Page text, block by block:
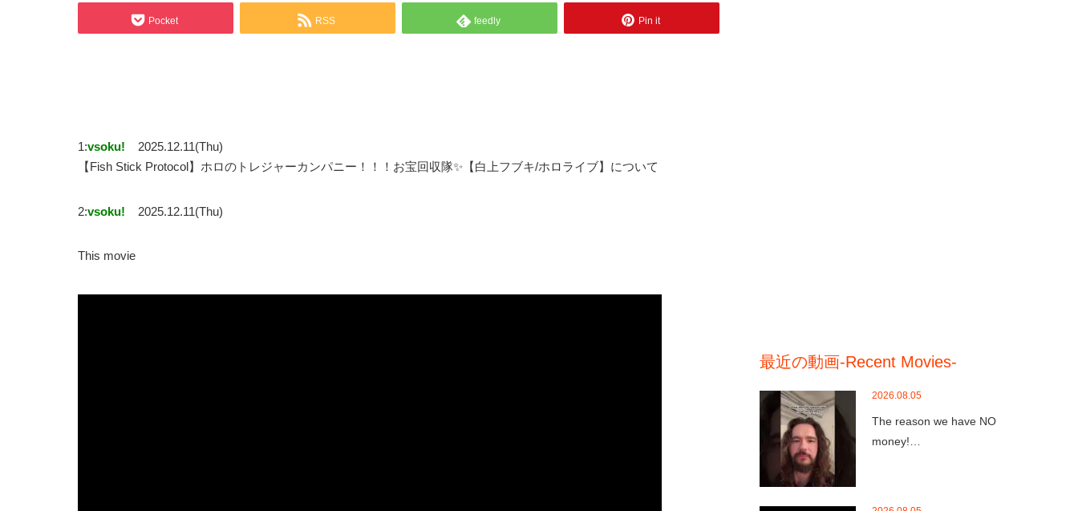
Pocket RSS feedly Pin it
1:vsoku!
2025.12.11(Thu)
【Fish Stick Protocol】ホロのトレジャーカンパニー！！！お宝回収隊✨️【白上フブキ/ホロライブ】について
2:vsoku! 2025.12.11(Thu)
This movie
最近の動画-Recent Movies-
2026.08.05
The reason we have NO
money!…